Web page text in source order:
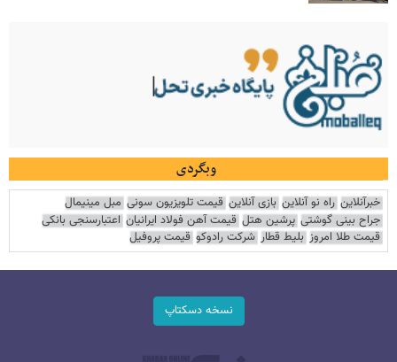
وبگردی
خبرآنلاین راه نو آنلاین بازی آنلاین قیمت تلویزیون سونی مبل مینیمال
جراح بینی گوشتی پرشین هتل قیمت آهن فولاد ایرانیان اعتبارسنجی بانکی
قیمت طلا امروز بلیط قطار شرکت رادوکو قیمت پروفیل
نسخه دسکتاپ